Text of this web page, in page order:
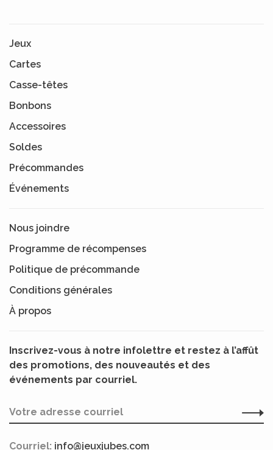
Jeux
Cartes
Casse-têtes
Bonbons
Accessoires
Soldes
Précommandes
Événements
Nous joindre
Programme de récompenses
Politique de précommande
Conditions générales
À propos
Inscrivez-vous à notre infolettre et restez à l’affût
des promotions, des nouveautés et des
événements par courriel.
Courriel: info@jeuxjubes.com